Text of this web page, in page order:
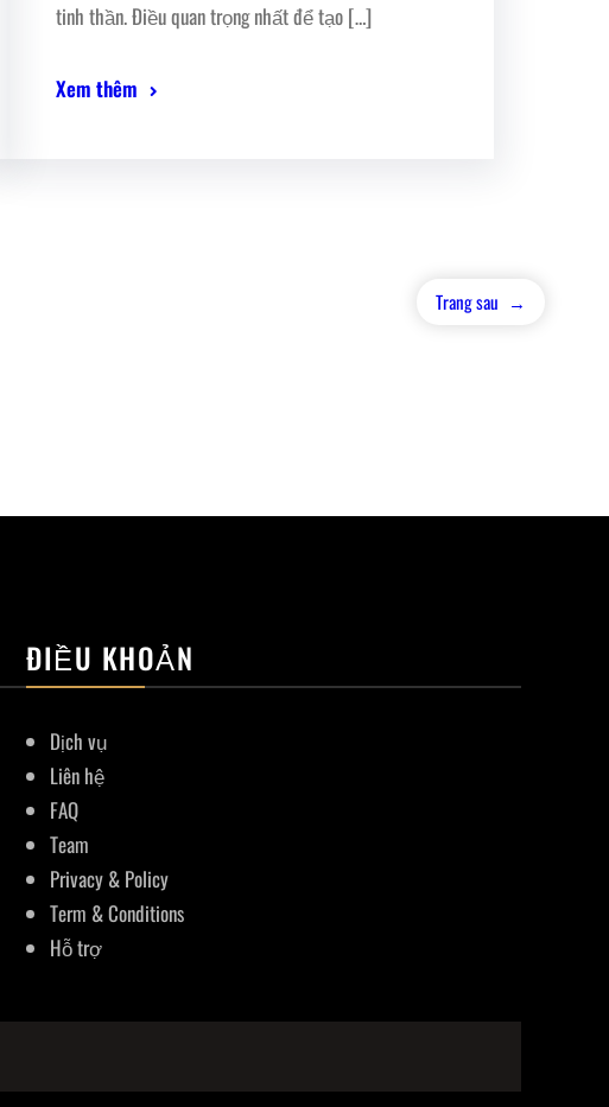
tinh thần. Điều quan trọng nhất để tạo […]
Xem thêm
Trang sau →
ĐIỀU KHOẢN
Dịch vụ
Liên hệ
FAQ
Team
Privacy & Policy
Term & Conditions
Hỗ trợ